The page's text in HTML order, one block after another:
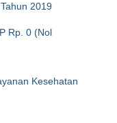
2019
Rp. 0 (Nol
Kesehatan